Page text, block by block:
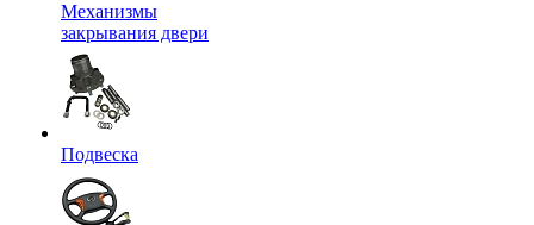
Механизмы
закрывания двери
Подвеска